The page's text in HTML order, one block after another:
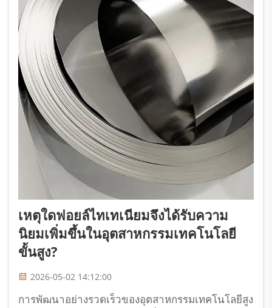
เหตุใดฟอยล์ไทเทเนียมจึงได้รับความ
นิยมเพิ่มขึ้นในอุตสาหกรรมเทคโนโลยี
ขั้นสูง?
2026-05-02 14:12:00
การพัฒนาอย่างรวดเร็วของอุตสาหกรรมเทคโนโลยีสูง